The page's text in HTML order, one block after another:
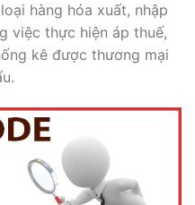
hàng hóa xuất, nhập
việc thực hiện áp thuế,
kê được thương mại